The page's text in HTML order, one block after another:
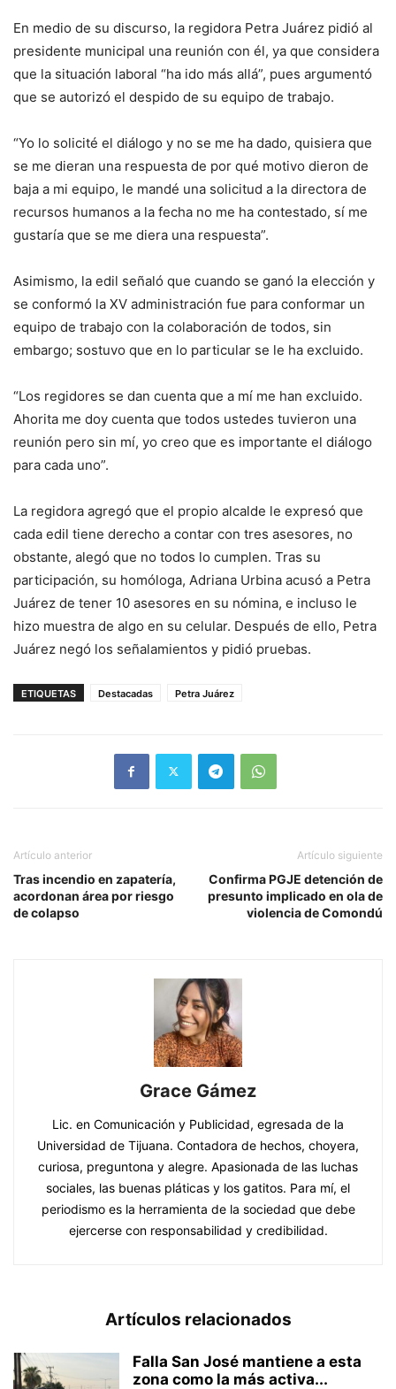
En medio de su discurso, la regidora Petra Juárez pidió al
presidente municipal una reunión con él, ya que considera
que la situación laboral “ha ido más allá”, pues argumentó
que se autorizó el despido de su equipo de trabajo.
“Yo lo solicité el diálogo y no se me ha dado, quisiera que
se me dieran una respuesta de por qué motivo dieron de
baja a mi equipo, le mandé una solicitud a la directora de
recursos humanos a la fecha no me ha contestado, sí me
gustaría que se me diera una respuesta”.
Asimismo, la edil señaló que cuando se ganó la elección y
se conformó la XV administración fue para conformar un
equipo de trabajo con la colaboración de todos, sin
embargo; sostuvo que en lo particular se le ha excluido.
“Los regidores se dan cuenta que a mí me han excluido.
Ahorita me doy cuenta que todos ustedes tuvieron una
reunión pero sin mí, yo creo que es importante el diálogo
para cada uno”.
La regidora agregó que el propio alcalde le expresó que
cada edil tiene derecho a contar con tres asesores, no
obstante, alegó que no todos lo cumplen. Tras su
participación, su homóloga, Adriana Urbina acusó a Petra
Juárez de tener 10 asesores en su nómina, e incluso le
hizo muestra de algo en su celular. Después de ello, Petra
Juárez negó los señalamientos y pidió pruebas.
ETIQUETAS Destacadas Petra Juárez
Artículo anterior
Tras incendio en zapatería,
acordonan área por riesgo
de colapso
Artículo siguiente
Confirma PGJE detención de
presunto implicado en ola de
violencia de Comondú
Grace Gámez
Lic. en Comunicación y Publicidad, egresada de la
Universidad de Tijuana. Contadora de hechos, choyera,
curiosa, preguntona y alegre. Apasionada de las luchas
sociales, las buenas pláticas y los gatitos. Para mí, el
periodismo es la herramienta de la sociedad que debe
ejercerse con responsabilidad y credibilidad.
Artículos relacionados
Falla San José mantiene a esta
zona como la más activa...